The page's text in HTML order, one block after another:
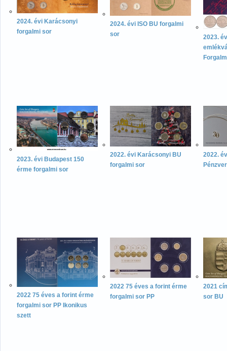
2024. évi Karácsonyi
forgalmi sor
2024. évi ISO BU forgalmi
sor
2023.
2023. évi Budapest 150
érme forgalmi sor
2022. évi Karácsonyi BU
forgalmi sor
2022.
2022 75 éves a forint érme
forgalmi sor PP Ikonikus
szett
2022 75 éves a forint érme
forgalmi sor PP
2021
sor BU